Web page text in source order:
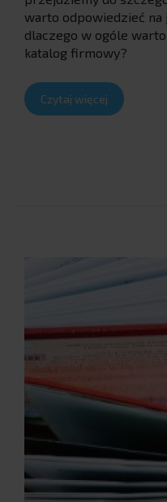
warto odpowiedzieć na
dlaczego w ogóle
katalog firmowy?
Czytaj więcej